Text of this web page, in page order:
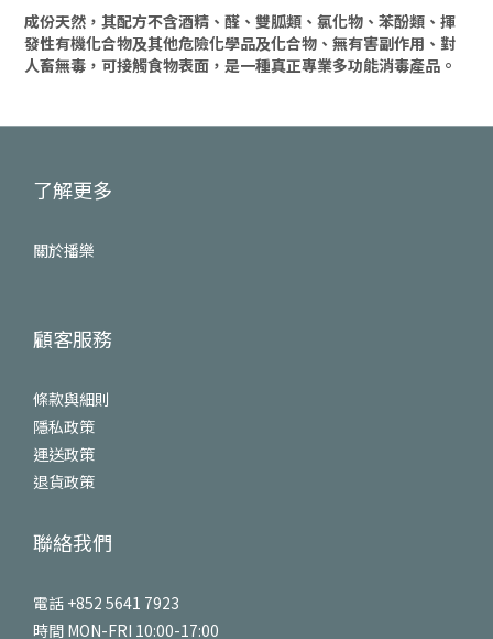
成份天然，其配方不含酒精、醛、雙胍類、氯化物、苯酚類、揮
發性有機化合物及其他危險化學品及化合物、無有害副作用、對
人畜無毒，可接觸食物表面，是一種真正專業多功能消毒產品。
了解更多
關於播樂
顧客服務
條款與細則
隱私政策
運送政策
退貨政策
聯絡我們
電話 +852 5641 7923
時間 MON-FRI 10:00-17:00